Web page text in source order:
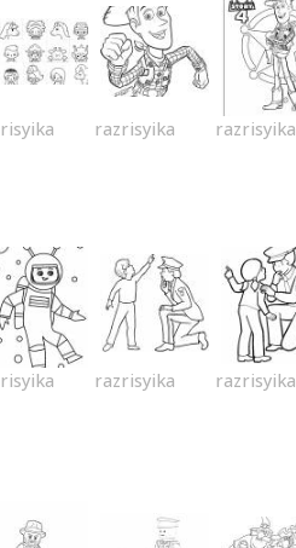
razrisyika razrisyika
razrisyika razrisyika